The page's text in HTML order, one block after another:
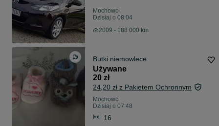
Mochowo
Dzisiaj o 08:04
2009 - 188 000 km
Butki niemowlece
Używane
20 zł
24,20 zł z Pakietem Ochronnym
Mochowo
Dzisiaj o 07:48
16